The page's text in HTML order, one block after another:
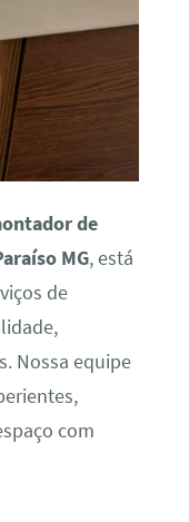
de
MG, está
de
Nossa equipe
com